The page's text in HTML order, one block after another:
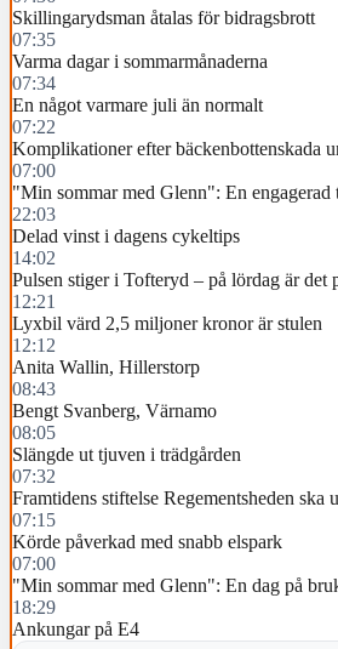
Skillingarydsman åtalas för bidragsbrott
07:35
Varma dagar i sommarmånaderna
07:34
En något varmare juli än normalt
07:22
Komplikationer efter bäckenbottenskada
07:00
"Min sommar med Glenn": En engagerad
22:03
Delad vinst i dagens cykeltips
14:02
Pulsen stiger i Tofteryd – på lördag är det
12:21
Lyxbil värd 2,5 miljoner kronor är stulen
12:12
Anita Wallin, Hillerstorp
08:43
Bengt Svanberg, Värnamo
08:05
Slängde ut tjuven i trädgården
07:32
Framtidens stiftelse Regementsheden ska
07:15
Körde påverkad med snabb elspark
07:00
"Min sommar med Glenn": En dag på
18:29
Ankungar på E4